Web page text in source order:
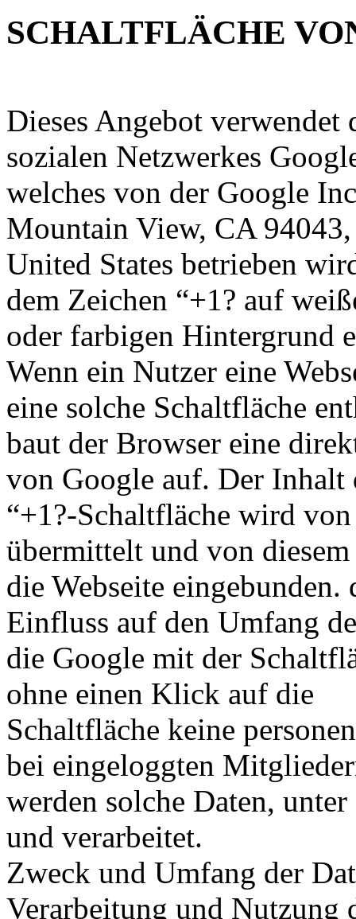
SCHALTFLÄCHE
Dieses Angebot verwendet
sozialen Netzwerkes
welches von der Google
Mountain View, CA 94043,
United States betrieben
dem Zeichen “+1? auf
oder farbigen Hintergrund
Wenn ein Nutzer eine
eine solche Schaltfläche
baut der Browser eine
von Google auf. Der Inhalt
“+1?-Schaltfläche wird
übermittelt und von
die Webseite
Einfluss auf den Umfang
die Google mit der
ohne einen Klick auf die
Schaltfläche keine
bei eingeloggten
werden solche Daten,
und verarbeitet.
Zweck und Umfang der
Verarbeitung und Nutzung